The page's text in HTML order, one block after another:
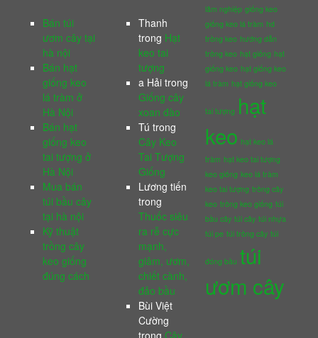
Bán túi
ươm cây tại
hà nội
Bán hạt
giống keo
lá tràm ở
Hà Nội
Bán hạt
giống keo
tai tượng ở
Hà Nội
Mua bán
túi bầu cây
tại hà nội
Kỹ thuật
trồng cây
keo giống
đúng cách
Thanh
trong Hạt
keo tai
tượng
a Hảitrong
Giống cây
xoan đào
Tú trong
Cây Keo
Tai Tượng
Giống
Lương tiến
trong
Thuốc siêu
ra rễ cực
mạnh,
giâm, ươm,
chiết cành,
đảo bầu
Bùi Việt
Cường
trong Cây
lâm nghiệp giống keo
giống keo lá tràm hd
trồng keo hướng dẫn
trồng keo hạt giống hạt
giống keo hạt giống keo
lá tràm hạt giống keo
tai tượng hạt
keo hạt keo lá
tràm hạt keo tai tượng
keo giống keo lá tràm
keo tai tượng trồng cây
keo trồng keo giống túi
bầu cây túi cây túi nhựa
túi pe túi trồng cây túi
đóng bầu túi
ươm cây